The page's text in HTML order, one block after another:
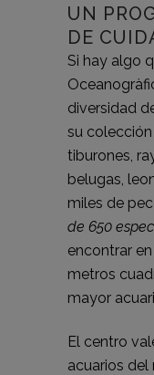
UN
DE
Si hay algo
diversidad
su
tiburones,
belugas,
miles de
de 650
encontrar
metros
mayor
El centro
acuarios